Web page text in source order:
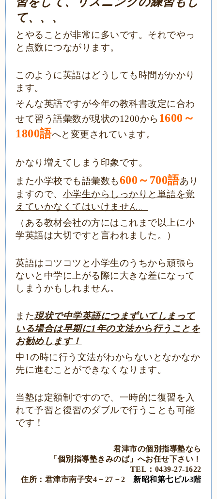
て、、、
とやることが非常に多いです。 それでやっ
と点数につながります。
このように英語はどうしても時間がかかり
ます。
そんな英語ですが今年の教科書改定に合わ
せて習う語彙数が現状の1200から 1600～
1800語へと変更されています。
かなり増えてしまう印象です。
また小学校でも語彙数も600～700語あり
ますので、 小学生からしっかりと単語を覚
えていかなくてはいけません。
（ある教材会社の方にはこれまで以上に小
学英語は大切ですと言われました。）
英語はコツコツと小学生のうちから頑張ら
ないと中学に上がる際に大きな差になって
しまうかもしれません。
また現状で中学英語につまずいてしまって
いる場合は早期に1年の文法から行うことを
お勧めします！
中1の時に行う文法がわからないとなかなか
先に進むことができなくなります。
当塾は定額制ですので、一時的に復習を入
れて予習と復習のダブルで行うことも可能
です！
君津市の個別指導塾なら
「個別指導塾きみのば」 へお任せ下さい！
TEL：0439‐27‐1622
住所：君津市南子安4－27－2新昭和第七ビル3階